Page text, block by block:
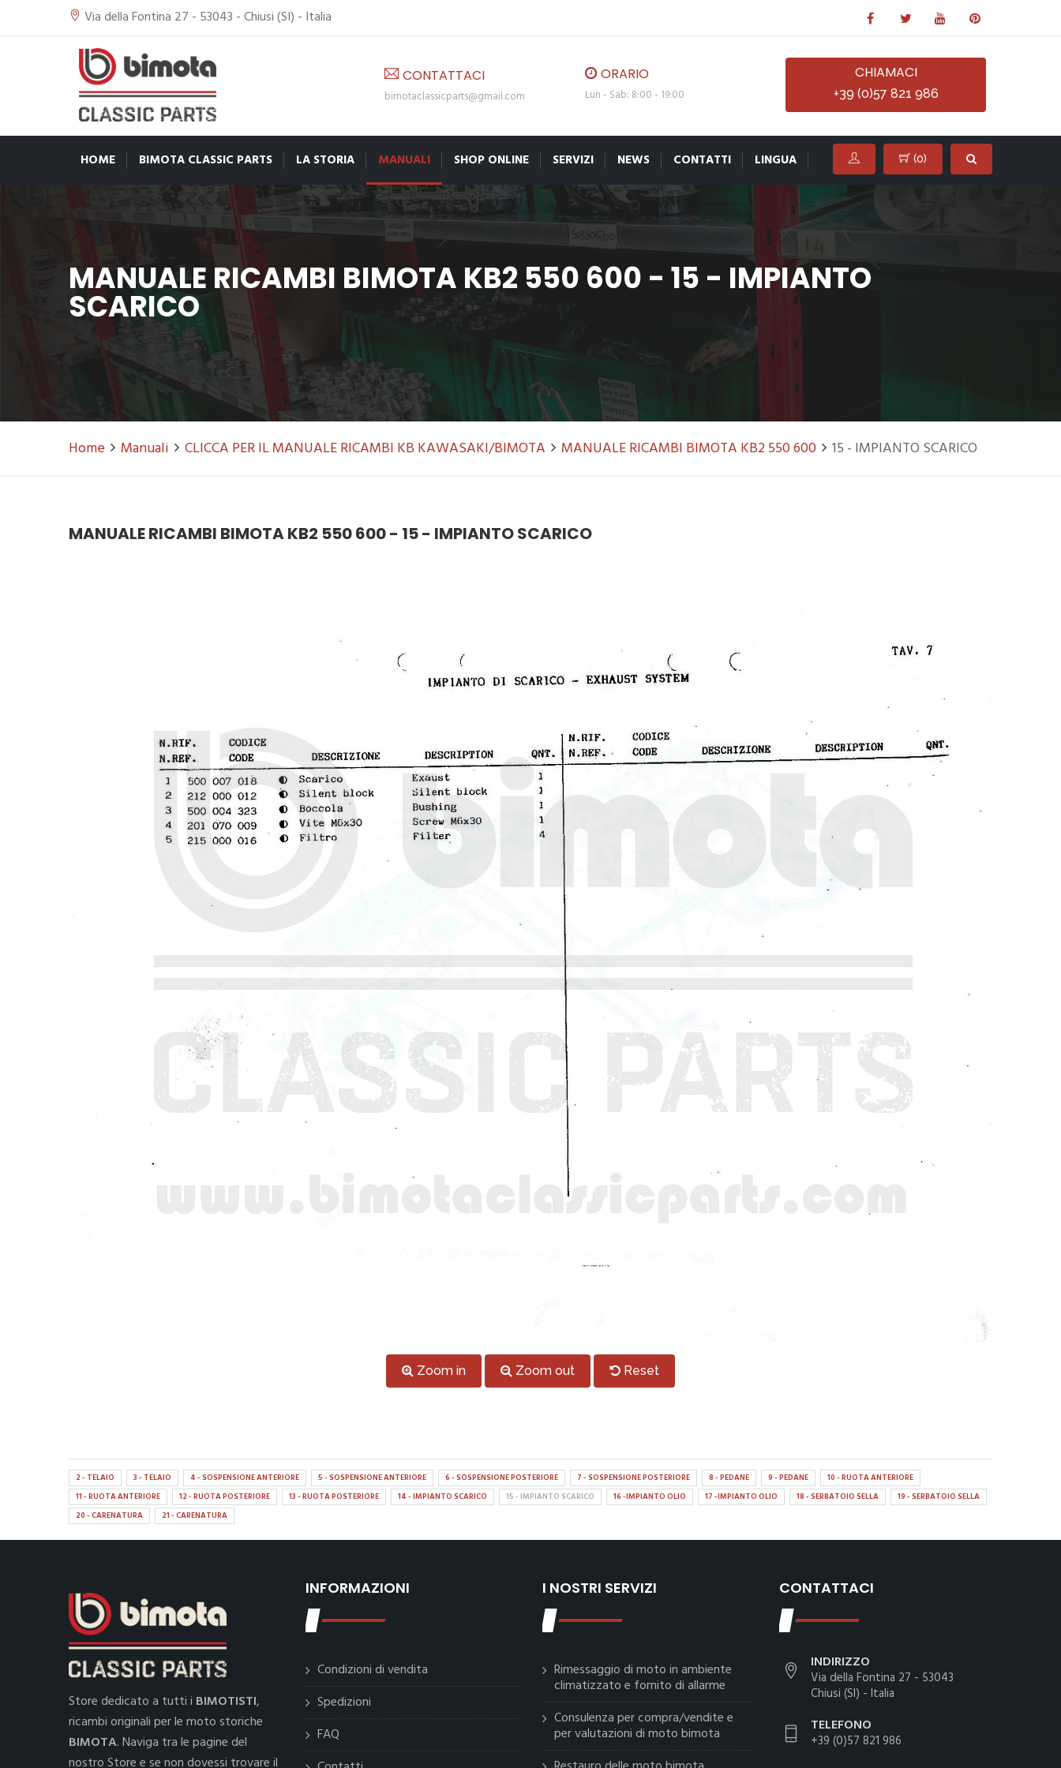
Via della Fontina 27 - 53043 - Chiusi (SI) - Italia
CONTATTACI
bimotaclassicparts@gmail.com
ORARIO
Lun - Sab: 8:00 - 19:00
CHIAMACI
+39 (0)57 821 986
(0)
HOME BIMOTA CLASSIC PARTS LA STORIA MANUALI SHOP ONLINE SERVIZI NEWS CONTATTI LINGUA
MANUALE RICAMBI BIMOTA KB2 550 600 - 15 - IMPIANTO
SCARICO
Home Manuali CLICCA PER IL MANUALE RICAMBI KB KAWASAKI/BIMOTA MANUALE RICAMBI BIMOTA KB2 550 600 15 - IMPIANTO SCARICO
MANUALE RICAMBI BIMOTA KB2 550 600 - 15 - IMPIANTO SCARICO
Zoom in Zoom out Reset
2 - TELAIO 3 - TELAIO 4 - SOSPENSIONE ANTERIORE 5 - SOSPENSIONE ANTERIORE 6 - SOSPENSIONE POSTERIORE 7 - SOSPENSIONE POSTERIORE 8 - PEDANE 9 - PEDANE
10 - RUOTA ANTERIORE
11 - RUOTA ANTERIORE
12 - RUOTA POSTERIORE 13 - RUOTA POSTERIORE 14 - IMPIANTO SCARICO 15 - IMPIANTO SCARICO 16 -IMPIANTO OLIO 17 -IMPIANTO OLIO 18 - SERBATOIO SELLA
19 - SERBATOIO SELLA
20 - CARENATURA
21 - CARENATURA
Store dedicato a tutti i BIMOTISTI,
ricambi originali per le moto storiche
BIMOTA. Naviga tra le pagine del
nostro Store e se non dovessi trovare il
INFORMAZIONI
Condizioni di vendita
Spedizioni
FAQ
I NOSTRI SERVIZI
Rimessaggio di moto in ambiente
climatizzato e fornito di allarme
Consulenza per compra/vendite e
per valutazioni di moto bimota
CONTATTACI
INDIRIZZO
Via della Fontina 27 - 53043
Chiusi (SI) - Italia
TELEFONO
+39 (0)57 821 986